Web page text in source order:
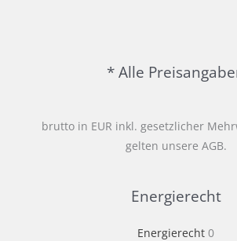
* Alle
brutto in EUR inkl. gesetzlicher
gelten unsere AGB.
Energierecht
Energierecht 0